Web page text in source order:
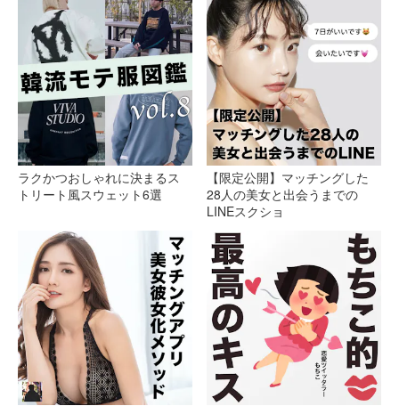
ラクかつおしゃれに決まるス
トリート風スウェット6選
【限定公開】マッチングした
28人の美女と出会うまでの
LINEスクショ